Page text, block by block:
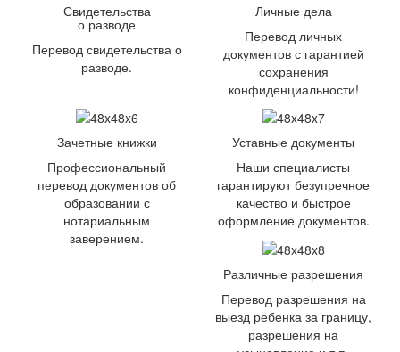
Свидетельства
о разводе
Перевод свидетельства о
разводе.
Личные дела
Перевод личных
документов с гарантией
сохранения
конфиденциальности!
Зачетные книжки
Профессиональный
перевод документов об
образовании с
нотариальным
заверением.
Уставные документы
Наши специалисты
гарантируют безупречное
качество и быстрое
оформление документов.
Различные разрешения
Перевод разрешения на
выезд ребенка за границу,
разрешения на